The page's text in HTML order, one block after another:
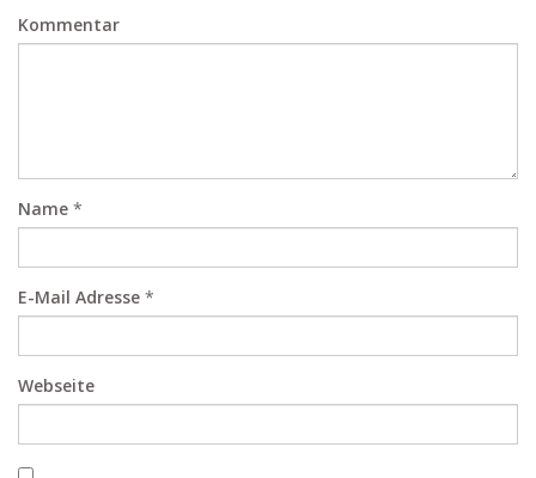
Kommentar
Name *
E-Mail Adresse *
Webseite